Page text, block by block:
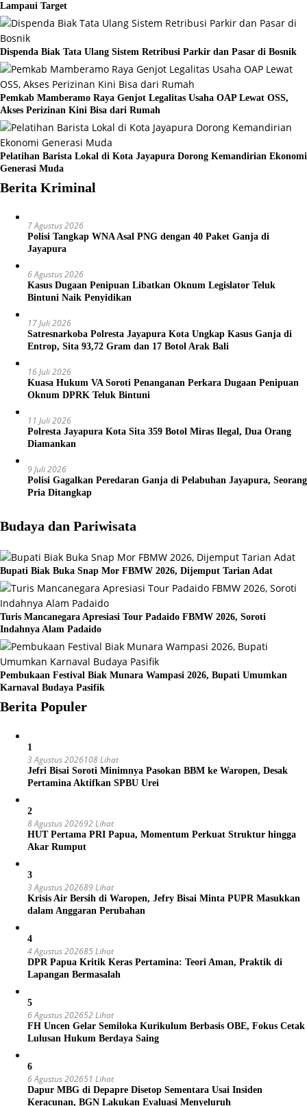
Lampaui Target
Dispenda Biak Tata Ulang Sistem Retribusi Parkir dan Pasar di Bosnik
Pemkab Mamberamo Raya Genjot Legalitas Usaha OAP Lewat OSS,
Akses Perizinan Kini Bisa dari Rumah
Pelatihan Barista Lokal di Kota Jayapura Dorong Kemandirian Ekonomi
Generasi Muda
Berita Kriminal
7 Agustus 2026
Polisi Tangkap WNA Asal PNG dengan 40 Paket Ganja di
Jayapura
6 Agustus 2026
Kasus Dugaan Penipuan Libatkan Oknum Legislator Teluk
Bintuni Naik Penyidikan
17 Juli 2026
Satresnarkoba Polresta Jayapura Kota Ungkap Kasus Ganja di
Entrop, Sita 93,72 Gram dan 17 Botol Arak Bali
16 Juli 2026
Kuasa Hukum VA Soroti Penanganan Perkara Dugaan Penipuan
Oknum DPRK Teluk Bintuni
11 Juli 2026
Polresta Jayapura Kota Sita 359 Botol Miras Ilegal, Dua Orang
Diamankan
9 Juli 2026
Polisi Gagalkan Peredaran Ganja di Pelabuhan Jayapura, Seorang
Pria Ditangkap
Budaya dan Pariwisata
Bupati Biak Buka Snap Mor FBMW 2026, Dijemput Tarian Adat
Turis Mancanegara Apresiasi Tour Padaido FBMW 2026, Soroti
Indahnya Alam Padaido
Pembukaan Festival Biak Munara Wampasi 2026, Bupati Umumkan
Karnaval Budaya Pasifik
Berita Populer
1
3 Agustus 2026108 Lihat
Jefri Bisai Soroti Minimnya Pasokan BBM ke Waropen, Desak
Pertamina Aktifkan SPBU Urei
2
8 Agustus 202692 Lihat
HUT Pertama PRI Papua, Momentum Perkuat Struktur hingga
Akar Rumput
3
3 Agustus 202689 Lihat
Krisis Air Bersih di Waropen, Jefry Bisai Minta PUPR Masukkan
dalam Anggaran Perubahan
4
4 Agustus 202685 Lihat
DPR Papua Kritik Keras Pertamina: Teori Aman, Praktik di
Lapangan Bermasalah
5
6 Agustus 202652 Lihat
FH Uncen Gelar Semiloka Kurikulum Berbasis OBE, Fokus Cetak
Lulusan Hukum Berdaya Saing
6
6 Agustus 202651 Lihat
Dapur MBG di Depapre Disetop Sementara Usai Insiden
Keracunan, BGN Lakukan Evaluasi Menyeluruh